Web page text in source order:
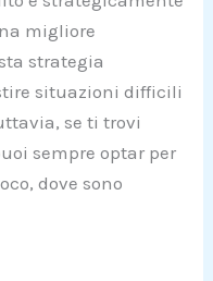
migliore
strategia
situazioni difficili
se ti trovi
sempre optar per
dove sono